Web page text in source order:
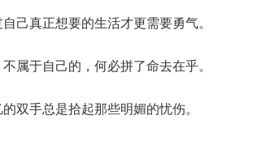
己真正想要的生活才更需要勇气。
属于自己的，何必拼了命去在乎。
双手总是拾起那些明媚的忧伤。